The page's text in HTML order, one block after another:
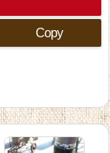
Copy